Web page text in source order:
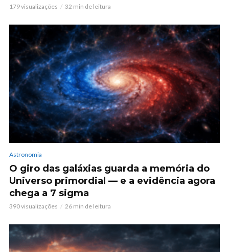
179 visualizações 32 min de leitura
Astronomia
O giro das galáxias guarda a memória do
Universo primordial — e a evidência agora
chega a 7 sigma
390 visualizações 26 min de leitura